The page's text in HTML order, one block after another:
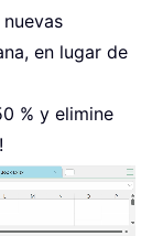
en lugar de
% y elimine